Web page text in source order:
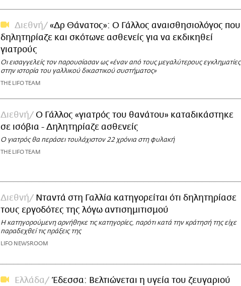
Διεθνή
«Δρ Θάνατος»: Ο Γάλλος αναισθησιολόγος που
δηλητηρίαζε και σκότωνε ασθενείς για να εκδικηθεί
γιατρούς
Οι εισαγγελείς τον παρουσίασαν ως «έναν από τους μεγαλύτερους εγκληματίες
στην ιστορία του γαλλικού δικαστικού συστήματος»
THE LIFO TEAM
Διεθνή
Ο Γάλλος «γιατρός του θανάτου» καταδικάστηκε
σε ισόβια - Δηλητηρίαζε ασθενείς
Ο γιατρός θα περάσει τουλάχιστον 22 χρόνια στη φυλακή
THE LIFO TEAM
Διεθνή
Νταντά στη Γαλλία κατηγορείται ότι δηλητηρίασε
τους εργοδότες της λόγω αντισημιτισμού
Η κατηγορούμενη αρνήθηκε τις κατηγορίες, παρότι κατά την κράτησή της είχε
παραδεχθεί τις πράξεις της
LIFO NEWSROOM
Ελλάδα
Έδεσσα: Βελτιώνεται η υγεία του ζευγαριού